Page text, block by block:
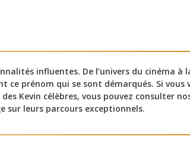
influentes. De l’univers du cinéma à
prénom qui se sont démarqués. Si vous
Kevin célèbres, vous pouvez consulter
sur leurs parcours exceptionnels.